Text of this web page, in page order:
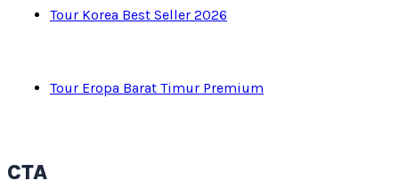
Tour Korea Best Seller 2026
Tour Eropa Barat Timur Premium
CTA